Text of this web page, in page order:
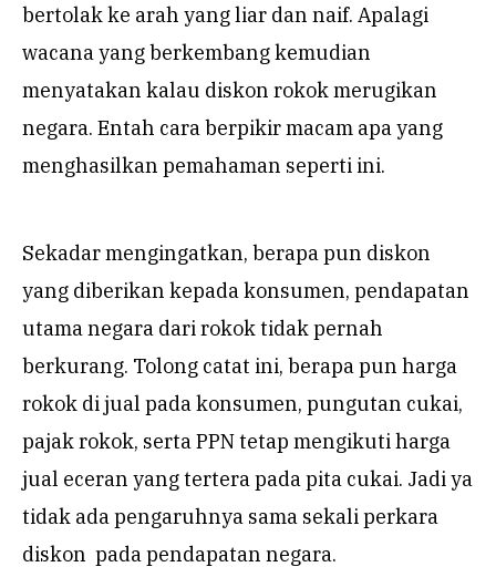
bertolak ke arah yang liar dan naif. Apalagi
wacana yang berkembang kemudian
menyatakan kalau diskon rokok merugikan
negara. Entah cara berpikir macam apa yang
menghasilkan pemahaman seperti ini.
Sekadar mengingatkan, berapa pun diskon
yang diberikan kepada konsumen, pendapatan
utama negara dari rokok tidak pernah
berkurang. Tolong catat ini, berapa pun harga
rokok di jual pada konsumen, pungutan cukai,
pajak rokok, serta PPN tetap mengikuti harga
jual eceran yang tertera pada pita cukai. Jadi ya
tidak ada pengaruhnya sama sekali perkara
diskon pada pendapatan negara.